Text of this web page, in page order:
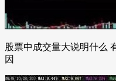
股票中成交量大说明什么
因